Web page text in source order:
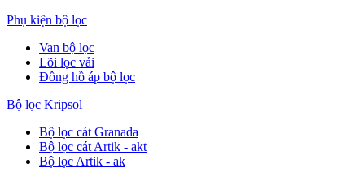
Phụ kiện bộ lọc
Van bộ lọc
Lõi lọc vải
Đồng hồ áp bộ lọc
Bộ lọc Kripsol
Bộ lọc cát Granada
Bộ lọc cát Artik - akt
Bộ lọc Artik - ak